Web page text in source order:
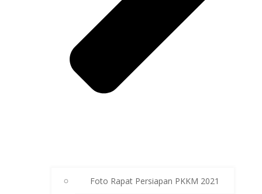
Foto Rapat Persiapan PKKM 2021